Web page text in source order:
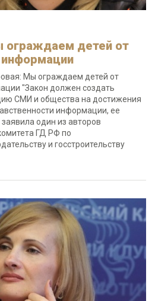
ограждаем детей от
информации
Мы ограждаем детей от
"Закон должен создать
СМИ и общества на достижения
информации, ее
один из авторов
ГД РФ по
и госстроительству